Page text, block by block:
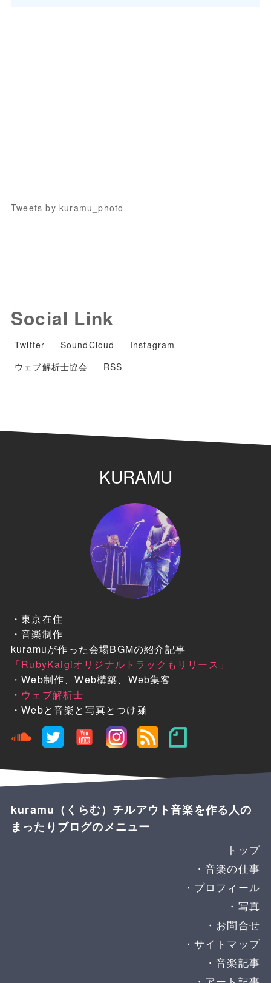
Tweets by kuramu_photo
Social Link
Twitter SoundCloud
Instagram
ウェブ解析士協会
RSS
KURAMU
・東京在住
・音楽制作
kuramuが作った会場BGMの紹介記事
「RubyKaigiオリジナルトラックもリリース」
・Web制作、Web構築、Web集客
・ ウェブ解析士
・Webと音楽と写真とつけ麺
kuramu（くらむ）チルアウト音楽を作る人の
まったりブログのメニュー
トップ
音楽の仕事
プロフィール
写真
お問合せ
サイトマップ
音楽記事